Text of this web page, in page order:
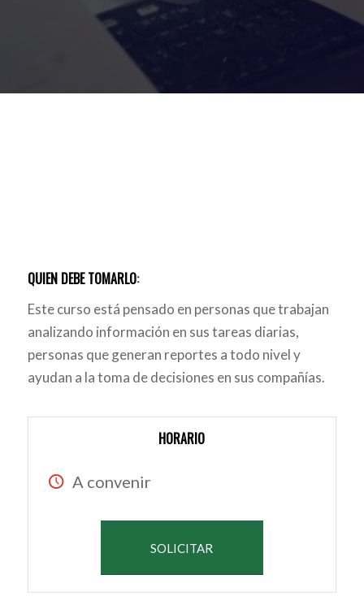
QUIEN DEBE TOMARLO:
Este curso está pensado en personas que trabajan
analizando información en sus tareas diarias,
personas que generan reportes a todo nivel y
ayudan a la toma de decisiones en sus compañías.
HORARIO
A convenir
SOLICITAR